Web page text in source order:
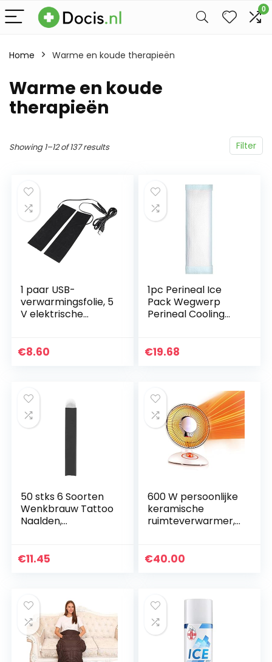
0
Home Warme en koude therapieën
Warme en koude
therapieën
Filter
Showing 1–12 of 137 results
1 paar USB-
verwarmingsfolie, 5
V elektrische
voor het
€8.60
1pc Perineal Ice
Pack Wegwerp
Perineal Cooling
€19.68
50 stks 6 Soorten
Wenkbrauw Tattoo
Naalden,
Naalden Blade Fijn
€11.45
600 W persoonlijke
keramische
ruimteverwarmer,
ator, 30 * 39 cm, 12
€40.00